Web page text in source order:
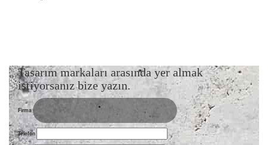
Tasarım markaları arasında yer almak
istiyorsanız bize yazın.
Firma
Telefon